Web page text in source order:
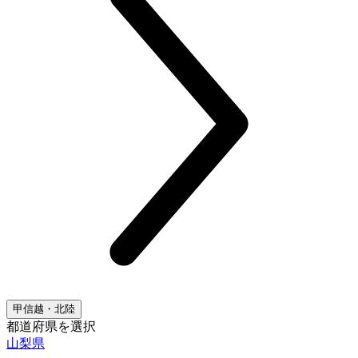
甲信越・北陸
都道府県を選択
山梨県